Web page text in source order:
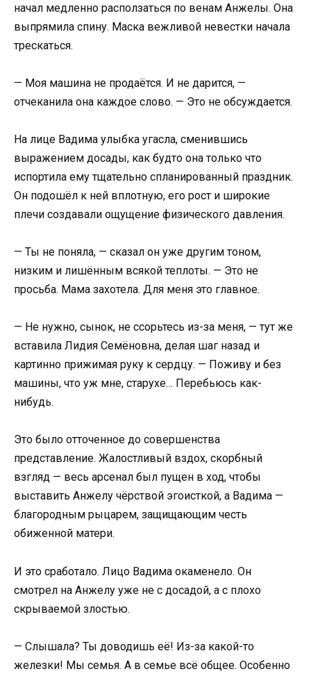
начал медленно расползаться по венам Анжелы. Она
выпрямила спину. Маска вежливой невестки начала
трескаться.
— Моя машина не продаётся. И не дарится, —
отчеканила она каждое слово. — Это не обсуждается.
На лице Вадима улыбка угасла, сменившись
выражением досады, как будто она только что
испортила ему тщательно спланированный праздник.
Он подошёл к ней вплотную, его рост и широкие
плечи создавали ощущение физического давления.
— Ты не поняла, — сказал он уже другим тоном,
низким и лишённым всякой теплоты. — Это не
просьба. Мама захотела. Для меня это главное.
— Не нужно, сынок, не ссорьтесь из-за меня, — тут же
вставила Лидия Семёновна, делая шаг назад и
картинно прижимая руку к сердцу. — Поживу и без
машины, что уж мне, старухе… Перебьюсь как-
нибудь.
Это было отточенное до совершенства
представление. Жалостливый вздох, скорбный
взгляд — весь арсенал был пущен в ход, чтобы
выставить Анжелу чёрствой эгоисткой, а Вадима —
благородным рыцарем, защищающим честь
обиженной матери.
И это сработало. Лицо Вадима окаменело. Он
смотрел на Анжелу уже не с досадой, а с плохо
скрываемой злостью.
— Слышала? Ты доводишь её! Из-за какой-то
железки! Мы семья. А в семье всё общее. Особенно